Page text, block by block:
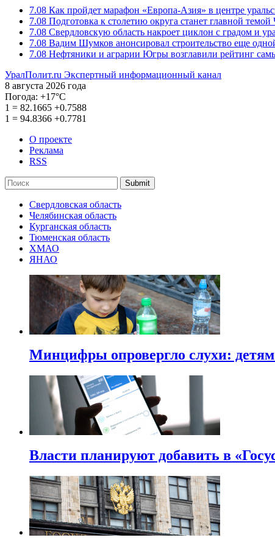
7.08 Как пройдет марафон «Европа-Азия» в центре
7.08 Подготовка к столетию округа станет главной
7.08 Свердловскую область накроет циклон с градом и
7.08 Вадим Шумков анонсировал строительство еще
7.08 Нефтяники и аграрии Югры возглавили рейтинг
УралПолит.ru Экспертный информационный канал
8 августа 2026 года
Погода: +17°С
1 = 82.1665 +0.7588
1 = 94.8366 +0.7781
О проекте
Реклама
RSS
Submit
Свердловская область
Челябинская область
Курганская область
Тюменская область
ХМАО
ЯНАО
Минцифры опровергло слухи:
Власти планируют добавить в